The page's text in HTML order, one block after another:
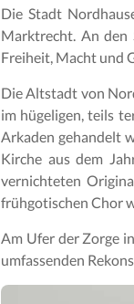
Die Stadt
Marktrecht. An den
Freiheit, Macht und
Die Altstadt von
im hügeligen, teils
Arkaden gehandelt
Kirche aus dem
vernichteten
frühgotischen Chor
Am Ufer der Zorge
umfassenden